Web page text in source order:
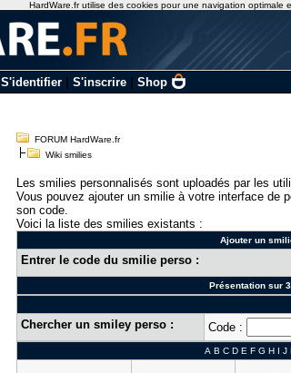
S'identifier| S'inscrire| Shop
FORUM HardWare.fr
Wiki smilies
Les smilies personnalisés sont uploadés par les
Vous pouvez ajouter un smilie à votre interface de
son code.
Voici la liste des smilies existants :
Ajouter un
Entrer le code du smilie perso :
Présentation sur
Chercher un smiley perso : Code :
A B C D E F G H I J
HardWare.fr utilise des cookies pour une navigation optimale